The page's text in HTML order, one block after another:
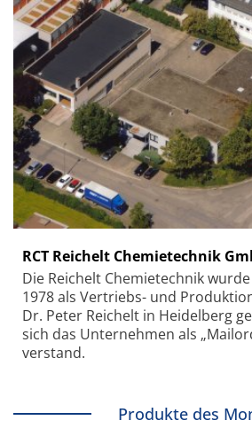
RCT Reichelt Chemietechnik
Die Reichelt Chemietechnik
1978 als Vertriebs- und
Dr. Peter Reichelt in Heidelberg
sich das Unternehmen als
verstand.
Produkte des